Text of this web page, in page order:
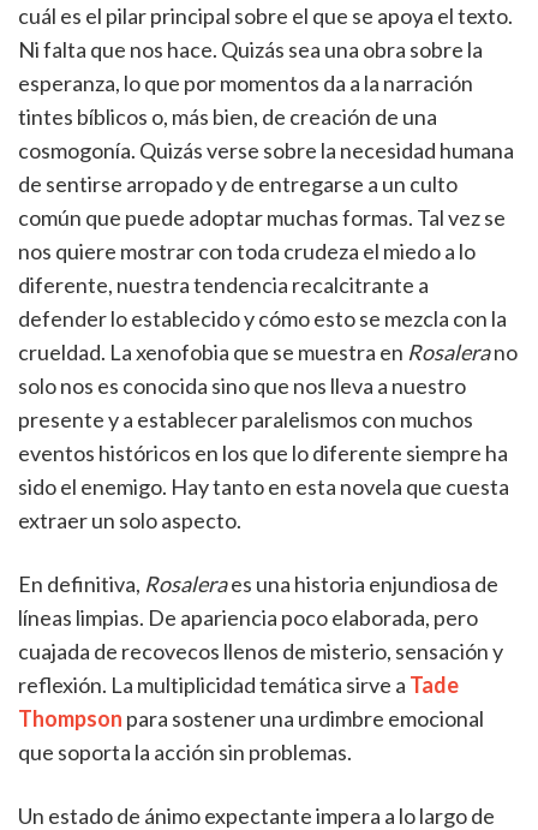
cuál es el pilar principal sobre el que se apoya el texto.
Ni falta que nos hace. Quizás sea una obra sobre la
esperanza, lo que por momentos da a la narración
tintes bíblicos o, más bien, de creación de una
cosmogonía. Quizás verse sobre la necesidad humana
de sentirse arropado y de entregarse a un culto
común que puede adoptar muchas formas. Tal vez se
nos quiere mostrar con toda crudeza el miedo a lo
diferente, nuestra tendencia recalcitrante a
defender lo establecido y cómo esto se mezcla con la
crueldad. La xenofobia que se muestra en Rosalerano
solo nos es conocida sino que nos lleva a nuestro
presente y a establecer paralelismos con muchos
eventos históricos en los que lo diferente siempre ha
sido el enemigo. Hay tanto en esta novela que cuesta
extraer un solo aspecto.
En definitiva, Rosaleraes una historia enjundiosa de
líneas limpias. De apariencia poco elaborada, pero
cuajada de recovecos llenos de misterio, sensación y
reflexión. La multiplicidad temática sirve a Tade
Thompson para sostener una urdimbre emocional
que soporta la acción sin problemas.
Un estado de ánimo expectante impera a lo largo de